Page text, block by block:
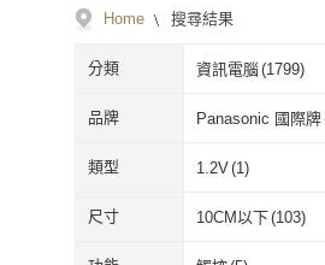
Home 搜尋結果
分類 資訊電腦(1799)
車類(3)
品牌 Panasonic 國際牌
ASUS 華碩
JONSBO 喬思伯
Panasonic 國際
ASUS 華碩(78
類型 1.2V(1)
單電壓(2)
1.2V(1)
尺寸 10CM以下(103)